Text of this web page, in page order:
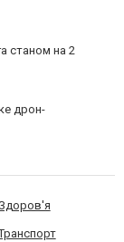
станом на 2
дрон-
Здоров'я